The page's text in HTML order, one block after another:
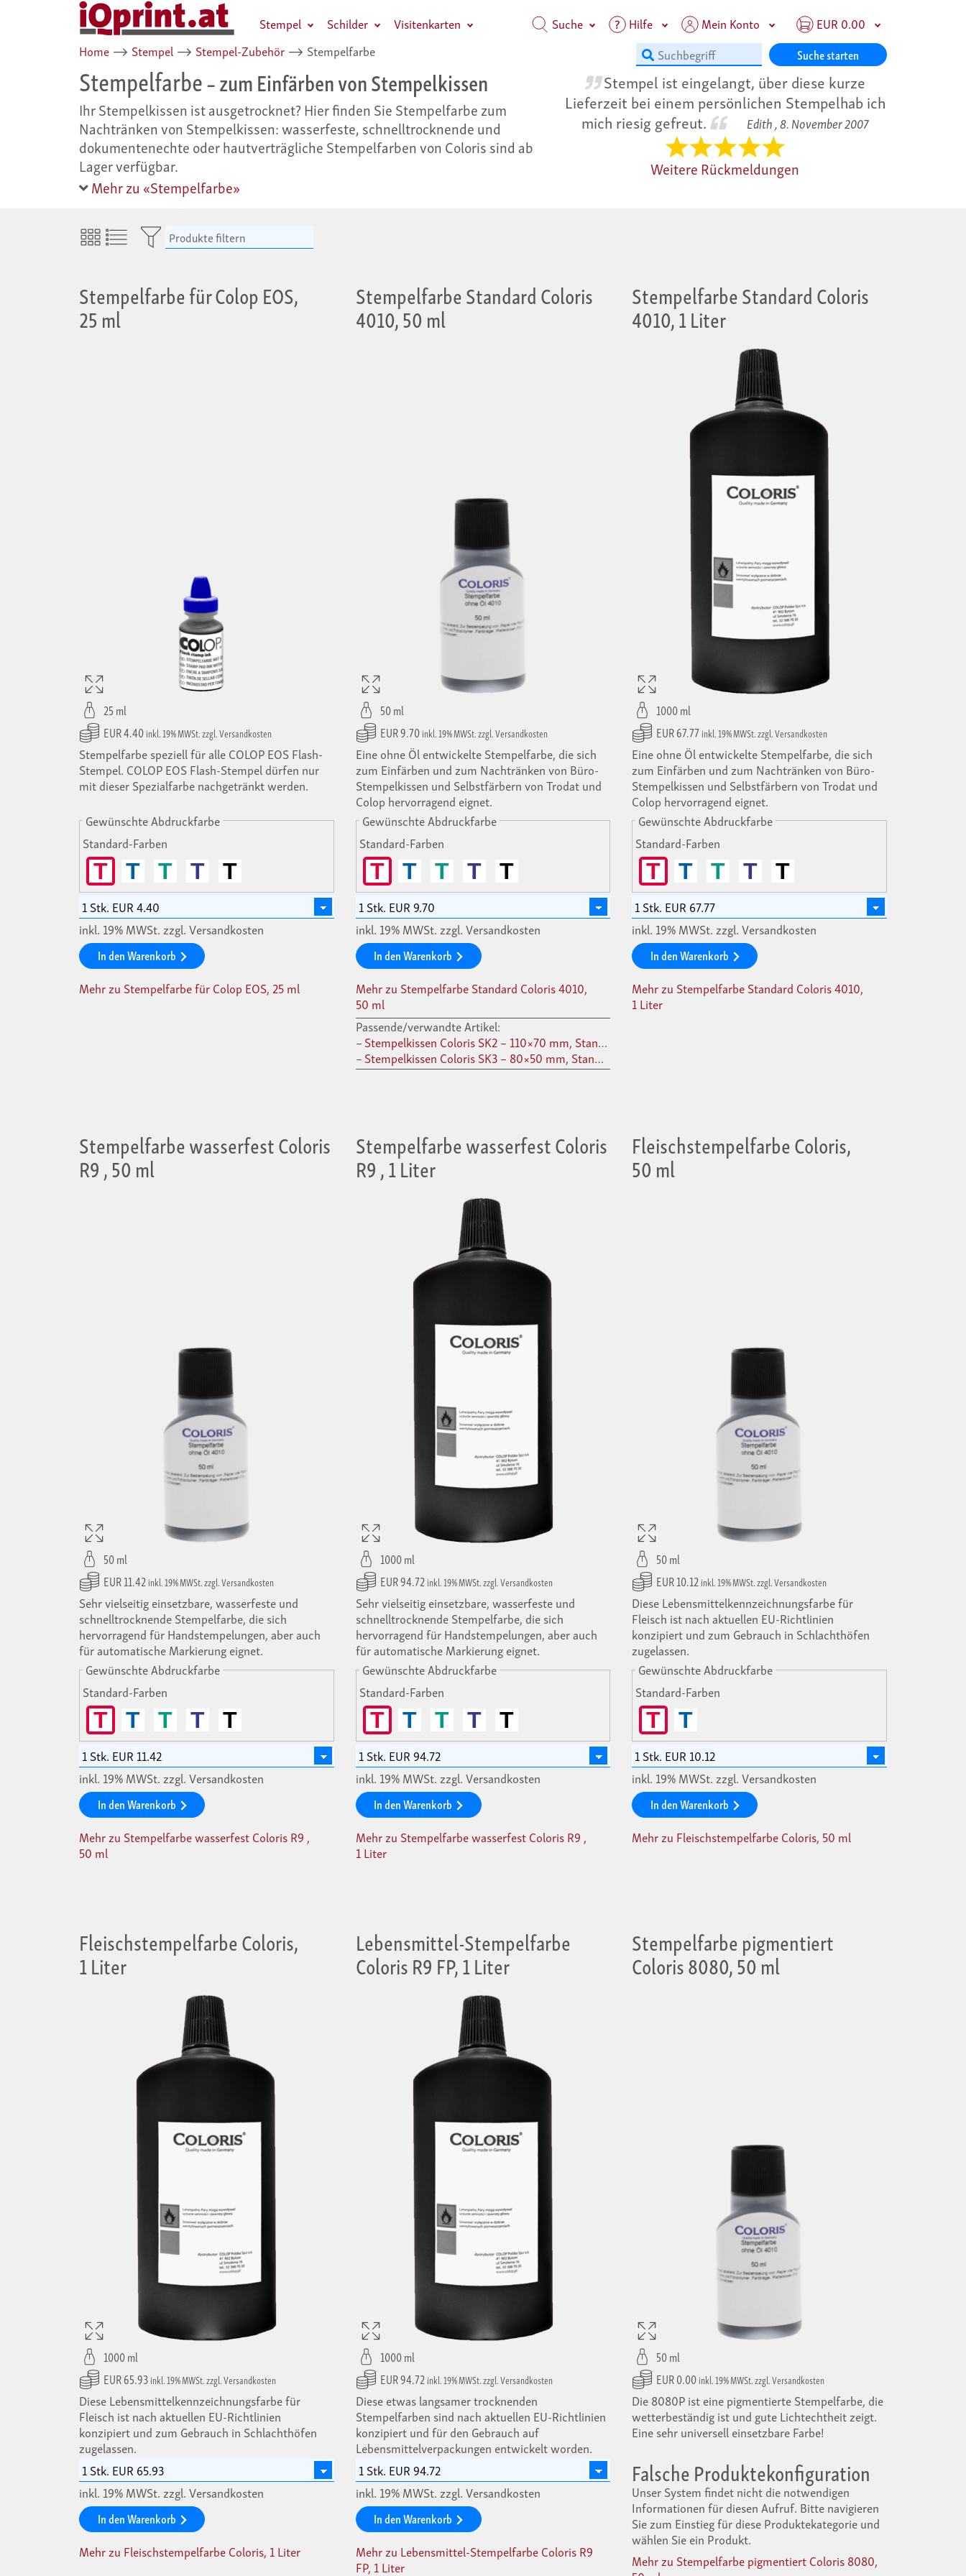
Stempel Schilder Visitenkarten Suche Hilfe Mein Konto
EUR 0.00
Home ⟶ Stempel ⟶ Stempel-Zubehör ⟶ Stempelfarbe Suche starten
Stempelfarbe– zum Einfärben von Stempelkissen
Ihr Stempelkissen ist ausgetrocknet? Hier finden Sie Stempelfarbe zum
Nachtränken von Stempelkissen: wasserfeste, schnelltrocknende und
dokumentenechte oder hautverträgliche Stempelfarben von Coloris sind ab
Lager verfügbar.
Mehr zu «Stempelfarbe»
Stempel ist eingelangt, über diese kurze
Lieferzeit bei einem persönlichen Stempelhab ich
mich riesig gefreut.
Edith ,8. November 2007
Weitere Rückmeldungen
Produkte filtern
Stempelfarbe für Colop EOS,
25 ml
25 ml
EUR 4.40inkl. 19% MWSt. zzgl. Versandkosten
Stempelfarbe speziell für alle COLOP EOS Flash-
Stempel. COLOP EOS Flash-Stempel dürfen nur
mit dieser Spezialfarbe nachgetränkt werden.
Gewünschte Abdruckfarbe
Standard-Farben
T T T T T
inkl. 19% MWSt. zzgl. Versandkosten
In den Warenkorb
Mehr zu Stempelfarbe für Colop EOS, 25 ml
Stempelfarbe Standard Coloris
4010, 50 ml
50 ml
EUR 9.70inkl. 19% MWSt. zzgl. Versandkosten
Eine ohne Öl entwickelte Stempelfarbe, die sich
zum Einfärben und zum Nachtränken von Büro-
Stempelkissen und Selbstfärbern von Trodat und
Colop hervorragend eignet.
Gewünschte Abdruckfarbe
Standard-Farben
T T T T T
inkl. 19% MWSt. zzgl. Versandkosten
In den Warenkorb
Mehr zu Stempelfarbe Standard Coloris 4010,
50 ml
Passende/verwandte Artikel:
Stempelkissen Coloris SK2 – 110×70 mm, Standard-Tinte
Stempelkissen Coloris SK3 – 80×50 mm, Standard-Tinte
Stempelfarbe Standard Coloris
4010, 1 Liter
1000 ml
EUR 67.77 inkl. 19% MWSt. zzgl. Versandkosten
Eine ohne Öl entwickelte Stempelfarbe, die sich
zum Einfärben und zum Nachtränken von Büro-
Stempelkissen und Selbstfärbern von Trodat und
Colop hervorragend eignet.
Gewünschte Abdruckfarbe
Standard-Farben
T T T T T
inkl. 19% MWSt. zzgl. Versandkosten
In den Warenkorb
Mehr zu Stempelfarbe Standard Coloris 4010,
1 Liter
Stempelfarbe wasserfest Coloris
R9 , 50 ml
50 ml
EUR 11.42inkl. 19% MWSt. zzgl. Versandkosten
Sehr vielseitig einsetzbare, wasserfeste und
schnelltrocknende Stempelfarbe, die sich
hervorragend für Handstempelungen, aber auch
für automatische Markierung eignet.
Gewünschte Abdruckfarbe
Standard-Farben
T T T T T
inkl. 19% MWSt. zzgl. Versandkosten
In den Warenkorb
Mehr zu Stempelfarbe wasserfest Coloris R9 ,
50 ml
Stempelfarbe wasserfest Coloris
R9 , 1 Liter
1000 ml
EUR 94.72inkl. 19% MWSt. zzgl. Versandkosten
Sehr vielseitig einsetzbare, wasserfeste und
schnelltrocknende Stempelfarbe, die sich
hervorragend für Handstempelungen, aber auch
für automatische Markierung eignet.
Gewünschte Abdruckfarbe
Standard-Farben
T T T T T
inkl. 19% MWSt. zzgl. Versandkosten
In den Warenkorb
Mehr zu Stempelfarbe wasserfest Coloris R9 ,
1 Liter
Fleischstempelfarbe Coloris,
50 ml
50 ml
EUR 10.12inkl. 19% MWSt. zzgl. Versandkosten
Diese Lebensmittelkennzeichnungsfarbe für
Fleisch ist nach aktuellen EU-Richtlinien
konzipiert und zum Gebrauch in Schlachthöfen
zugelassen.
Gewünschte Abdruckfarbe
Standard-Farben
T T
inkl. 19% MWSt. zzgl. Versandkosten
In den Warenkorb
Mehr zu Fleischstempelfarbe Coloris, 50 ml
Fleischstempelfarbe Coloris,
1 Liter
1000 ml
EUR 65.93inkl. 19% MWSt. zzgl. Versandkosten
Diese Lebensmittelkennzeichnungsfarbe für
Fleisch ist nach aktuellen EU-Richtlinien
konzipiert und zum Gebrauch in Schlachthöfen
zugelassen.
inkl. 19% MWSt. zzgl. Versandkosten
In den Warenkorb
Mehr zu Fleischstempelfarbe Coloris, 1 Liter
Lebensmittel-Stempelfarbe
Coloris R9 FP, 1 Liter
1000 ml
EUR 94.72inkl. 19% MWSt. zzgl. Versandkosten
Diese etwas langsamer trocknenden
Stempelfarben sind nach aktuellen EU-Richtlinien
konzipiert und für den Gebrauch auf
Lebensmittelverpackungen entwickelt worden.
inkl. 19% MWSt. zzgl. Versandkosten
In den Warenkorb
Mehr zu Lebensmittel-Stempelfarbe Coloris R9
FP, 1 Liter
Stempelfarbe pigmentiert
Coloris 8080, 50 ml
50 ml
EUR 0.00inkl. 19% MWSt. zzgl. Versandkosten
Die 8080P ist eine pigmentierte Stempelfarbe, die
wetterbeständig ist und gute Lichtechtheit zeigt.
Eine sehr universell einsetzbare Farbe!
Falsche Produktekonfiguration
Unser System findet nicht die notwendigen
Informationen für diesen Aufruf. Bitte navigieren
Sie zum Einstieg für diese Produktekategorie und
wählen Sie ein Produkt.
Mehr zu Stempelfarbe pigmentiert Coloris 8080,